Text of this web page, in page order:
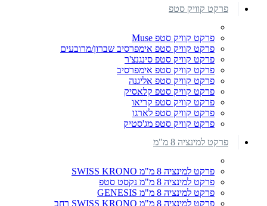
פרקט קוויק סטפ
פרקט קוויק סטפ Muse
פרקט קוויק סטפ אימפרסיב שברון/מרובעים
פרקט קוויק סטפ סינגנצ'ר
פרקט קוויק סטפ אימפרסיב
פרקט קוויק סטפ אליגנה
פרקט קוויק סטפ קלאסיק
פרקט קוויק סטפ קריאו
פרקט קוויק סטפ לארגו
פרקט קוויק סטפ מג'סטיק
פרקט למינציה 8 מ"מ
פרקט למינציה 8 מ"מ SWISS KRONO
פרקט למינציה 8 מ"מ נקסט סטפ
פרקט למינציה 8 מ"מ GENESIS
פרקט למינציה 8 מ"מ SWISS KRONO רחב